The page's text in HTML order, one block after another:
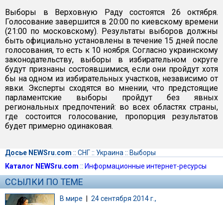
Выборы в Верховную Раду состоятся 26 октября.
Голосование завершится в 20:00 по киевскому времени
(21:00 по московскому). Результаты выборов должны
быть официально установлены в течение 15 дней после
голосования, то есть к 10 ноября. Согласно украинскому
законодательству, выборы в избирательном округе
будут признаны состоявшимися, если они пройдут хотя
бы на одном из избирательных участков, независимо от
явки. Эксперты сходятся во мнении, что предстоящие
парламентские выборы пройдут без явных
региональных предпочтений: во всех областях страны,
где состоится голосование, пропорция результатов
будет примерно одинаковая.
Досье NEWSru.com :: СНГ:: Украина :: Выборы
Каталог NEWSru.com :: Информационные интернет-ресурсы
ССЫЛКИ ПО ТЕМЕ
В мире | 24 сентября 2014 г.,